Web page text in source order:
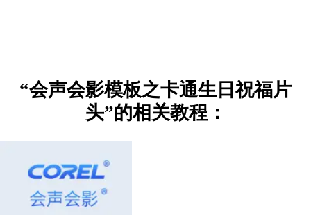
“会声会影模板之卡通生日祝福片
头”的相关教程：